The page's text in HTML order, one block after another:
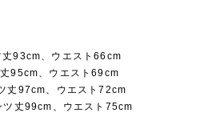
丈93cm、ウエスト66cm
95cm、ウエスト69cm
丈97cm、ウエスト72cm
ツ丈99cm、ウエスト75cm